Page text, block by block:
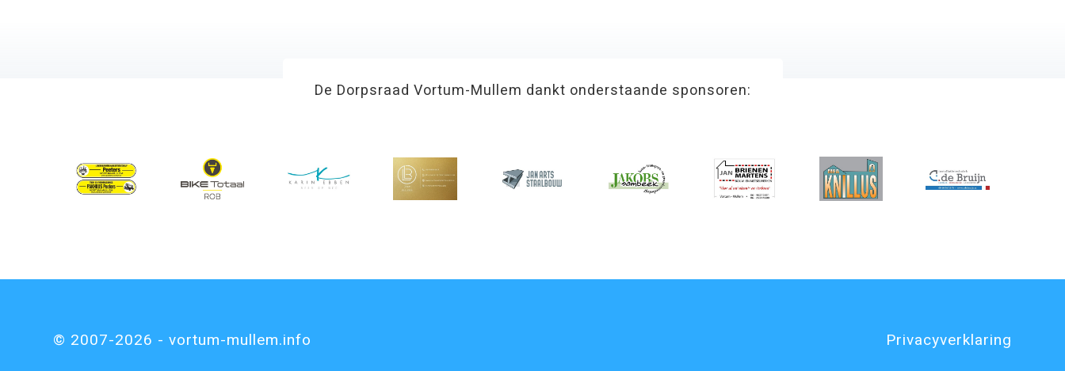
De Dorpsraad Vortum-Mullem dankt onderstaande sponsoren:
© 2007-2026 - vortum-mullem.info Privacyverklaring